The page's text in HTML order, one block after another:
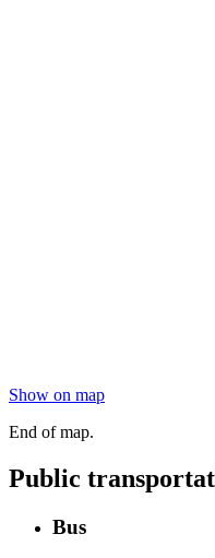
Show on map
End of map.
Public
Bus